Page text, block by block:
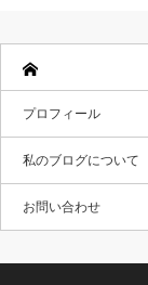
プロフィール
私のブログについて
お問い合わせ